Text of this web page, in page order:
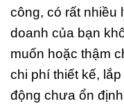
công, có rất nhiều
doanh của bạn
muốn hoặc thậm
chi phí thiết kế,
động chưa ổn